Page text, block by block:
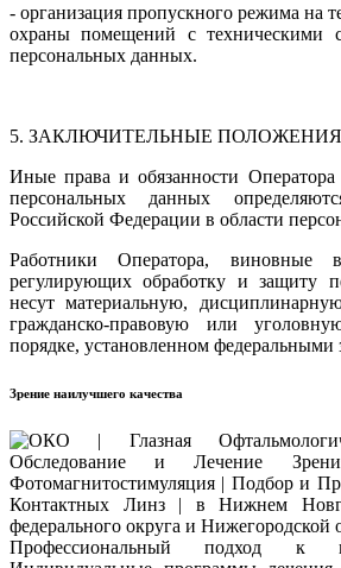
- организация пропускного режима на
охраны помещений с техническими
персональных данных.
5. ЗАКЛЮЧИТЕЛЬНЫЕ ПОЛОЖЕНИЯ
Иные права и обязанности Оператора
персональных данных
Российской Федерации в области
Работники Оператора, виновные
регулирующих обработку и защиту
несут материальную,
гражданско-правовую или
порядке, установленном федеральными
Зрение наилучшего качества
Профессиональный подход к